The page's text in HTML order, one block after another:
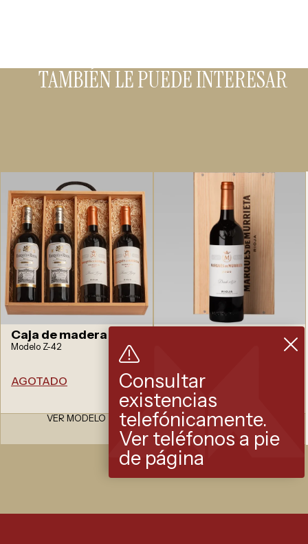
TAMBIÉN LE PUEDE INTERESAR
Caja de madera
Modelo Z-42
AGOTADO
VER MODELO
MURRIETA Reserva
Modelo V-14
AGOTADO
VER MODELO
Consultar
existencias
telefónicamente.
Ver teléfonos a pie
de página